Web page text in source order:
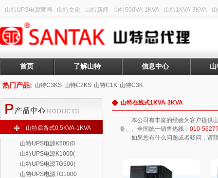
山特UPS电源官网 山特文化 山特新闻 山特500VA-1KVA 山特1KVA-3KVA
首页 了解山特 信息中心
热门产品: 山特C3KS 山特C2KS 山特C1K 山特C3K
山特后备式0.5KVA-1KVA
山特UPS电源K500(0
山特UPS电源K1000(
山特UPS电源TG500(
山特UPS电源TG1000
山特在线式1KVA-3KVA
本公司有丰富的经验为客户提供
备、。全国统一销售热线： 010-
如果您有什么问题或者疑问，请